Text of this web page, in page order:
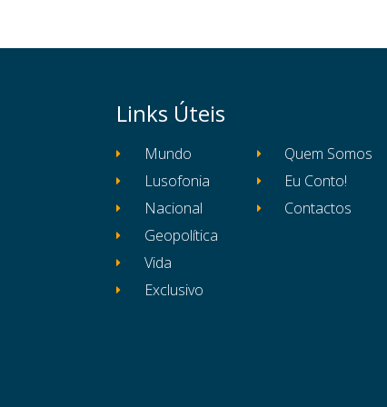
Links Úteis
Mundo
Lusofonia
Nacional
Geopolítica
Vida
Exclusivo
Quem Somos
Eu Conto!
Contactos